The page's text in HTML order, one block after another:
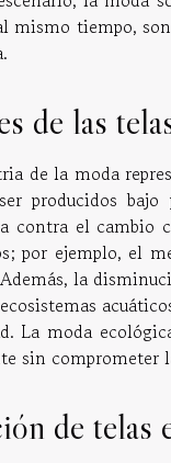
mismo tiempo,
de las
de la moda
producidos
contra el cambio
por ejemplo, el
la
La moda
sin comprometer
de telas